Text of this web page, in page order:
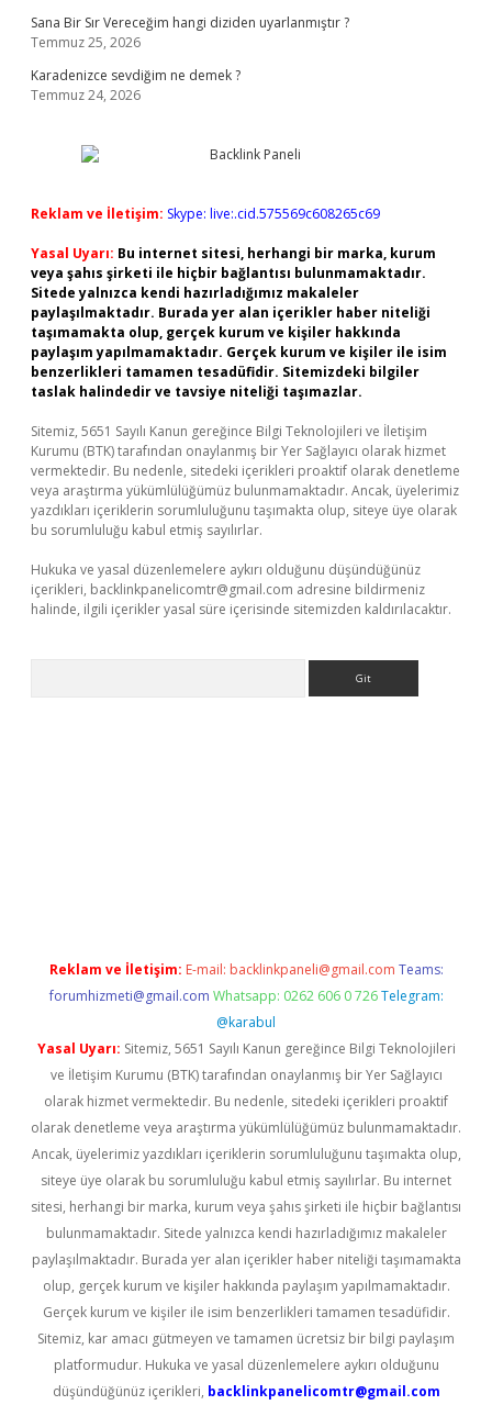
Sana Bir Sır Vereceğim hangi diziden uyarlanmıştır ?
Temmuz 25, 2026
Karadenizce sevdiğim ne demek ?
Temmuz 24, 2026
Reklam ve İletişim: Skype: live:.cid.575569c608265c69
Yasal Uyarı: Bu internet sitesi, herhangi bir marka, kurum
veya şahıs şirketi ile hiçbir bağlantısı bulunmamaktadır.
Sitede yalnızca kendi hazırladığımız makaleler
paylaşılmaktadır. Burada yer alan içerikler haber niteliği
taşımamakta olup, gerçek kurum ve kişiler hakkında
paylaşım yapılmamaktadır. Gerçek kurum ve kişiler ile isim
benzerlikleri tamamen tesadüfidir. Sitemizdeki bilgiler
taslak halindedir ve tavsiye niteliği taşımazlar.
Sitemiz, 5651 Sayılı Kanun gereğince Bilgi Teknolojileri ve İletişim
Kurumu (BTK) tarafından onaylanmış bir Yer Sağlayıcı olarak hizmet
vermektedir. Bu nedenle, sitedeki içerikleri proaktif olarak denetleme
veya araştırma yükümlülüğümüz bulunmamaktadır. Ancak, üyelerimiz
yazdıkları içeriklerin sorumluluğunu taşımakta olup, siteye üye olarak
bu sorumluluğu kabul etmiş sayılırlar.
Hukuka ve yasal düzenlemelere aykırı olduğunu düşündüğünüz
içerikleri, backlinkpanelicomtr@gmail.com adresine bildirmeniz
halinde, ilgili içerikler yasal süre içerisinde sitemizden kaldırılacaktır.
Reklam ve İletişim: E-mail: backlinkpaneli@gmail.com Teams:
forumhizmeti@gmail.com Whatsapp: 0262 606 0 726 Telegram:
@karabul
Yasal Uyarı: Sitemiz, 5651 Sayılı Kanun gereğince Bilgi Teknolojileri
ve İletişim Kurumu (BTK) tarafından onaylanmış bir Yer Sağlayıcı
olarak hizmet vermektedir. Bu nedenle, sitedeki içerikleri proaktif
olarak denetleme veya araştırma yükümlülüğümüz bulunmamaktadır.
Ancak, üyelerimiz yazdıkları içeriklerin sorumluluğunu taşımakta olup,
siteye üye olarak bu sorumluluğu kabul etmiş sayılırlar. Bu internet
sitesi, herhangi bir marka, kurum veya şahıs şirketi ile hiçbir bağlantısı
bulunmamaktadır. Sitede yalnızca kendi hazırladığımız makaleler
paylaşılmaktadır. Burada yer alan içerikler haber niteliği taşımamakta
olup, gerçek kurum ve kişiler hakkında paylaşım yapılmamaktadır.
Gerçek kurum ve kişiler ile isim benzerlikleri tamamen tesadüfidir.
Sitemiz, kar amacı gütmeyen ve tamamen ücretsiz bir bilgi paylaşım
platformudur. Hukuka ve yasal düzenlemelere aykırı olduğunu
düşündüğünüz içerikleri, backlinkpanelicomtr@gmail.com